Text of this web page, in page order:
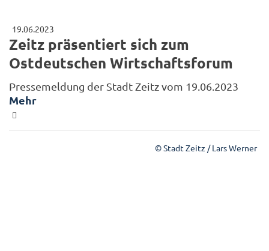
19.06.2023
Zeitz präsentiert sich zum
Ostdeutschen Wirtschaftsforum
Pressemeldung der Stadt Zeitz vom 19.06.2023
Mehr
© Stadt Zeitz / Lars Werner